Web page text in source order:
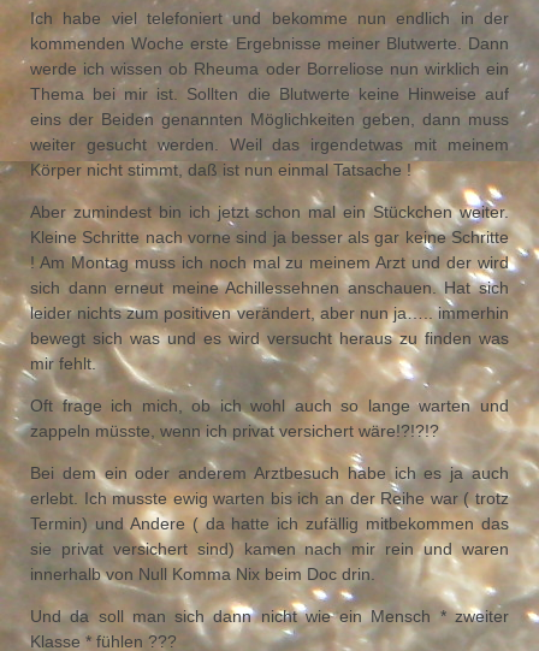
Ich habe viel telefoniert und bekomme nun endlich in der
kommenden Woche erste Ergebnisse meiner Blutwerte. Dann
werde ich wissen ob Rheuma oder Borreliose nun wirklich ein
Thema bei mir ist. Sollten die Blutwerte keine Hinweise auf
eins der Beiden genannten Möglichkeiten geben, dann muss
weiter gesucht werden. Weil das irgendetwas mit meinem
Körper nicht stimmt, daß ist nun einmal Tatsache !
Aber zumindest bin ich jetzt schon mal ein Stückchen weiter.
Kleine Schritte nach vorne sind ja besser als gar keine Schritte
! Am Montag muss ich noch mal zu meinem Arzt und der wird
sich dann erneut meine Achillessehnen anschauen. Hat sich
leider nichts zum positiven verändert, aber nun ja….. immerhin
bewegt sich was und es wird versucht heraus zu finden was
mir fehlt.
Oft frage ich mich, ob ich wohl auch so lange warten und
zappeln müsste, wenn ich privat versichert wäre!?!?!?
Bei dem ein oder anderem Arztbesuch habe ich es ja auch
erlebt. Ich musste ewig warten bis ich an der Reihe war ( trotz
Termin) und Andere ( da hatte ich zufällig mitbekommen das
sie privat versichert sind) kamen nach mir rein und waren
innerhalb von Null Komma Nix beim Doc drin.
Und da soll man sich dann nicht wie ein Mensch * zweiter
Klasse * fühlen ???